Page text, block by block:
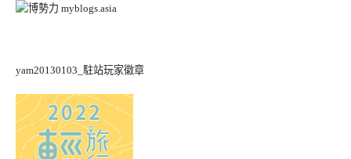
yam20130103_駐站玩家徽章